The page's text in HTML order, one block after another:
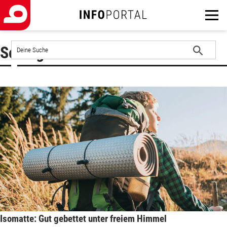
der
Website
Schlagwort : Isomatte
Isomatte: Gut gebettet unter freiem Himmel